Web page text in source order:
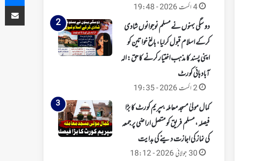
4 اگست 2026 - 19:48
دو سگی بہنوں نے مسلم نوجوانوں شادی
کرکے اسلام قبول کرلیا، بالغ خواتین کو
اپنی پسند کا مذہب اختیار کرنے کا حق: الہ
آباد ہائی کورٹ
2 اگست 2026 - 19:35
کمال مولیٰ مسجد معاملہ، سپریم کورٹ کا بڑا
فیصلہ، مسلم فریق کو متصل اراضی پر جمعہ
کی نماز کی اجازت دینے کی ہدایت
30 جولائی 2026 - 18:12
ای میل کے ذریعہ شیئر کریں